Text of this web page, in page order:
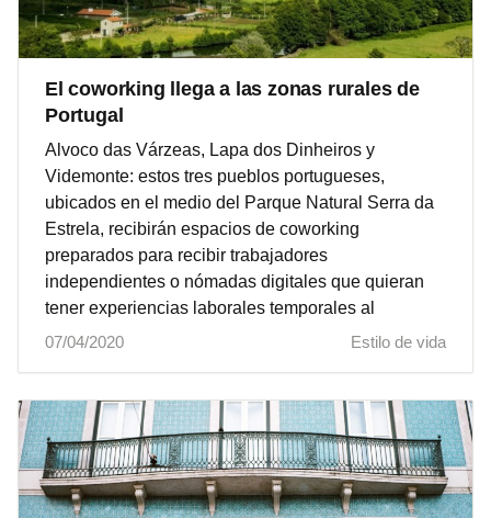
El coworking llega a las zonas rurales de
Portugal
Alvoco das Várzeas, Lapa dos Dinheiros y
Videmonte: estos tres pueblos portugueses,
ubicados en el medio del Parque Natural Serra da
Estrela, recibirán espacios de coworking
preparados para recibir trabajadores
independientes o nómadas digitales que quieran
tener experiencias laborales temporales al
07/04/2020
Estilo de vida